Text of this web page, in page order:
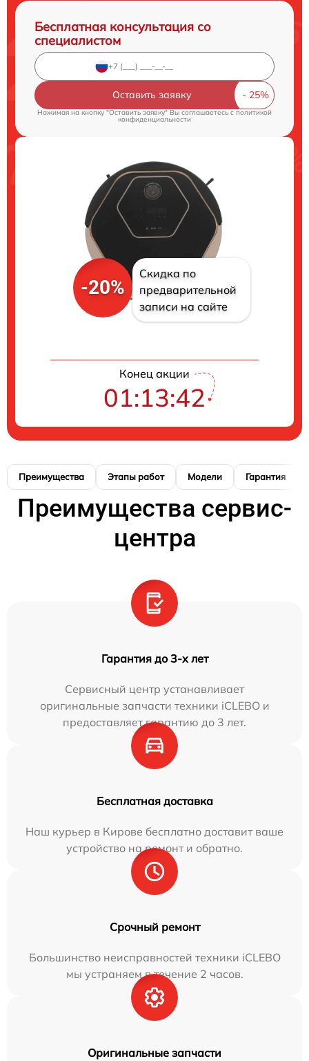
Бесплатная консультация со
специалистом
Оставить заявку
Нажимая на кнопку "Оставить заявку" Вы соглашаетесь cполитикой
конфиденциальности
-20%
Скидка по
предварительной
записи на сайте
Конец акции
01:13:41
Преимущества Этапы работ Модели Гарантия
Преимущества сервис-
центра
Гарантия до 3-х лет
Сервисный центр устанавливает
оригинальные запчасти техники iCLEBO и
предоставляет гарантию до 3 лет.
Бесплатная доставка
Наш курьер в Кирове бесплатно доставит ваше
устройство на ремонт и обратно.
Срочный ремонт
Большинство неисправностей техники iCLEBO
мы устраняем в течение 2 часов.
Оригинальные запчасти